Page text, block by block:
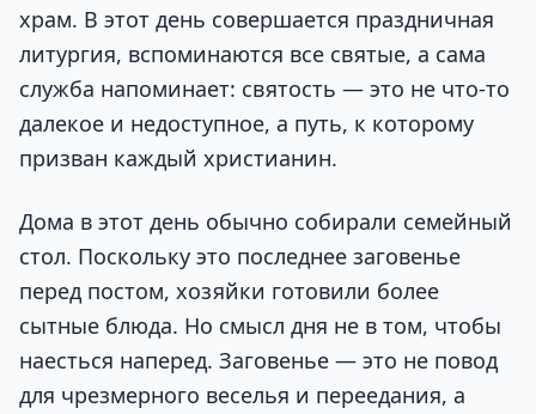
храм. В этот день совершается праздничная
литургия, вспоминаются все святые, а сама
служба напоминает: святость — это не что-то
далекое и недоступное, а путь, к которому
призван каждый христианин.
Дома в этот день обычно собирали семейный
стол. Поскольку это последнее заговенье
перед постом, хозяйки готовили более
сытные блюда. Но смысл дня не в том, чтобы
наесться наперед. Заговенье — это не повод
для чрезмерного веселья и переедания, а